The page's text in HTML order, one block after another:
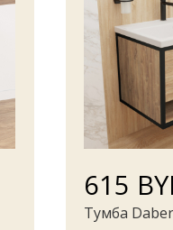
615
Тумба